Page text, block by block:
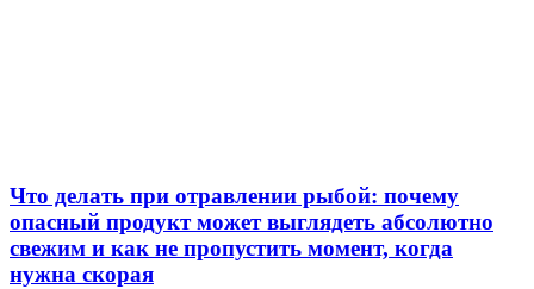
Что делать при отравлении рыбой: почему
опасный продукт может выглядеть абсолютно
свежим и как не пропустить момент, когда
нужна скорая